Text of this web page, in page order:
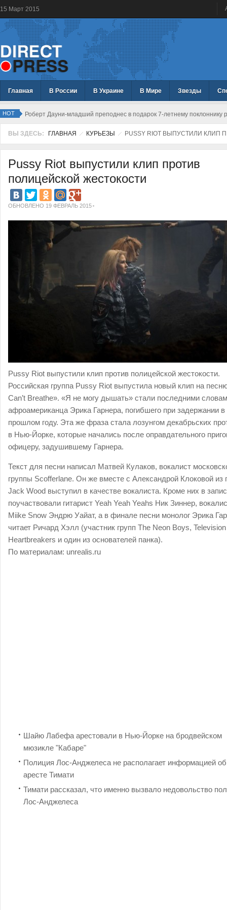
15 Март 2015
Главная В России В Украине В Мире Звезды
HOT Роберт Дауни-младший преподнес в подарок 7-летнему поклоннику
ВЫ ЗДЕСЬ: ГЛАВНАЯ КУРЬЕЗЫ PUSSY RIOT ВЫПУСТИЛИ
Pussy Riot выпустили клип против
полицейской жестокости
ОБНОВЛЕНО 19 ФЕВРАЛЬ 2015
Pussy Riot выпустили клип против полицейской жестокости.
Российская группа Pussy Riot выпустила новый клип на
Can’t Breathe». «Я не могу дышать» стали последними
афроамериканца Эрика Гарнера, погибшего при задержании в
прошлом году. Эта же фраза стала лозунгом декабрьских
в Нью-Йорке, которые начались после оправдательного
офицеру, задушившему Гарнера.
Текст для песни написал Матвей Кулаков, вокалист
группы Scofferlane. Он же вместе с Александрой Клоковой из
Jack Wood выступил в качестве вокалиста. Кроме них в
поучаствовали гитарист Yeah Yeah Yeahs Ник Зиннер,
Miike Snow Эндрю Уайат, а в финале песни монолог Эрика
читает Ричард Хэлл (участник групп The Neon Boys,
Heartbreakers и один из основателей панка).
По материалам: unrealis.ru
Шайю Лабeфа арестовали в Нью-Йорке на бродвейском
мюзикле "Кабаре"
Полиция Лос-Анджелеса не располагает информацией об
аресте Тимати
Тимати рассказал, что именно вызвало недовольство
Лос-Анджелеса